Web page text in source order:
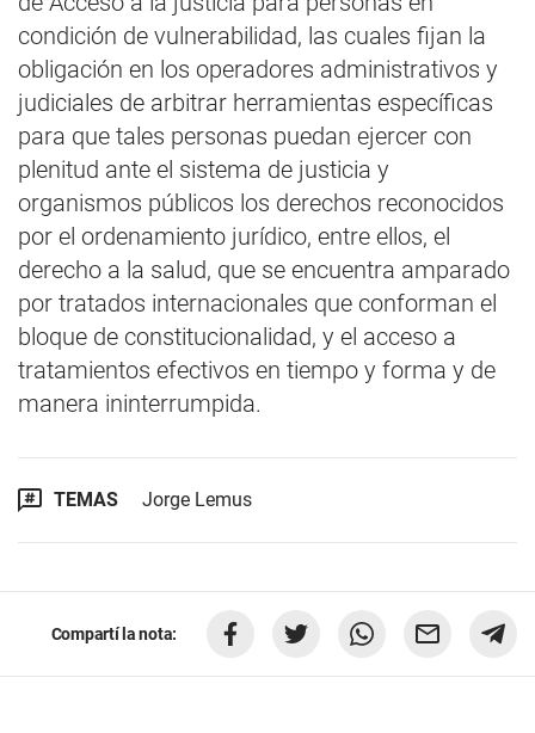
condición de vulnerabilidad, las cuales fijan la
obligación en los operadores administrativos y
judiciales de arbitrar herramientas específicas
para que tales personas puedan ejercer con
plenitud ante el sistema de justicia y
organismos públicos los derechos reconocidos
por el ordenamiento jurídico, entre ellos, el
derecho a la salud, que se encuentra amparado
por tratados internacionales que conforman el
bloque de constitucionalidad, y el acceso a
tratamientos efectivos en tiempo y forma y de
manera ininterrumpida.
TEMAS Jorge Lemus
Compartí la nota: